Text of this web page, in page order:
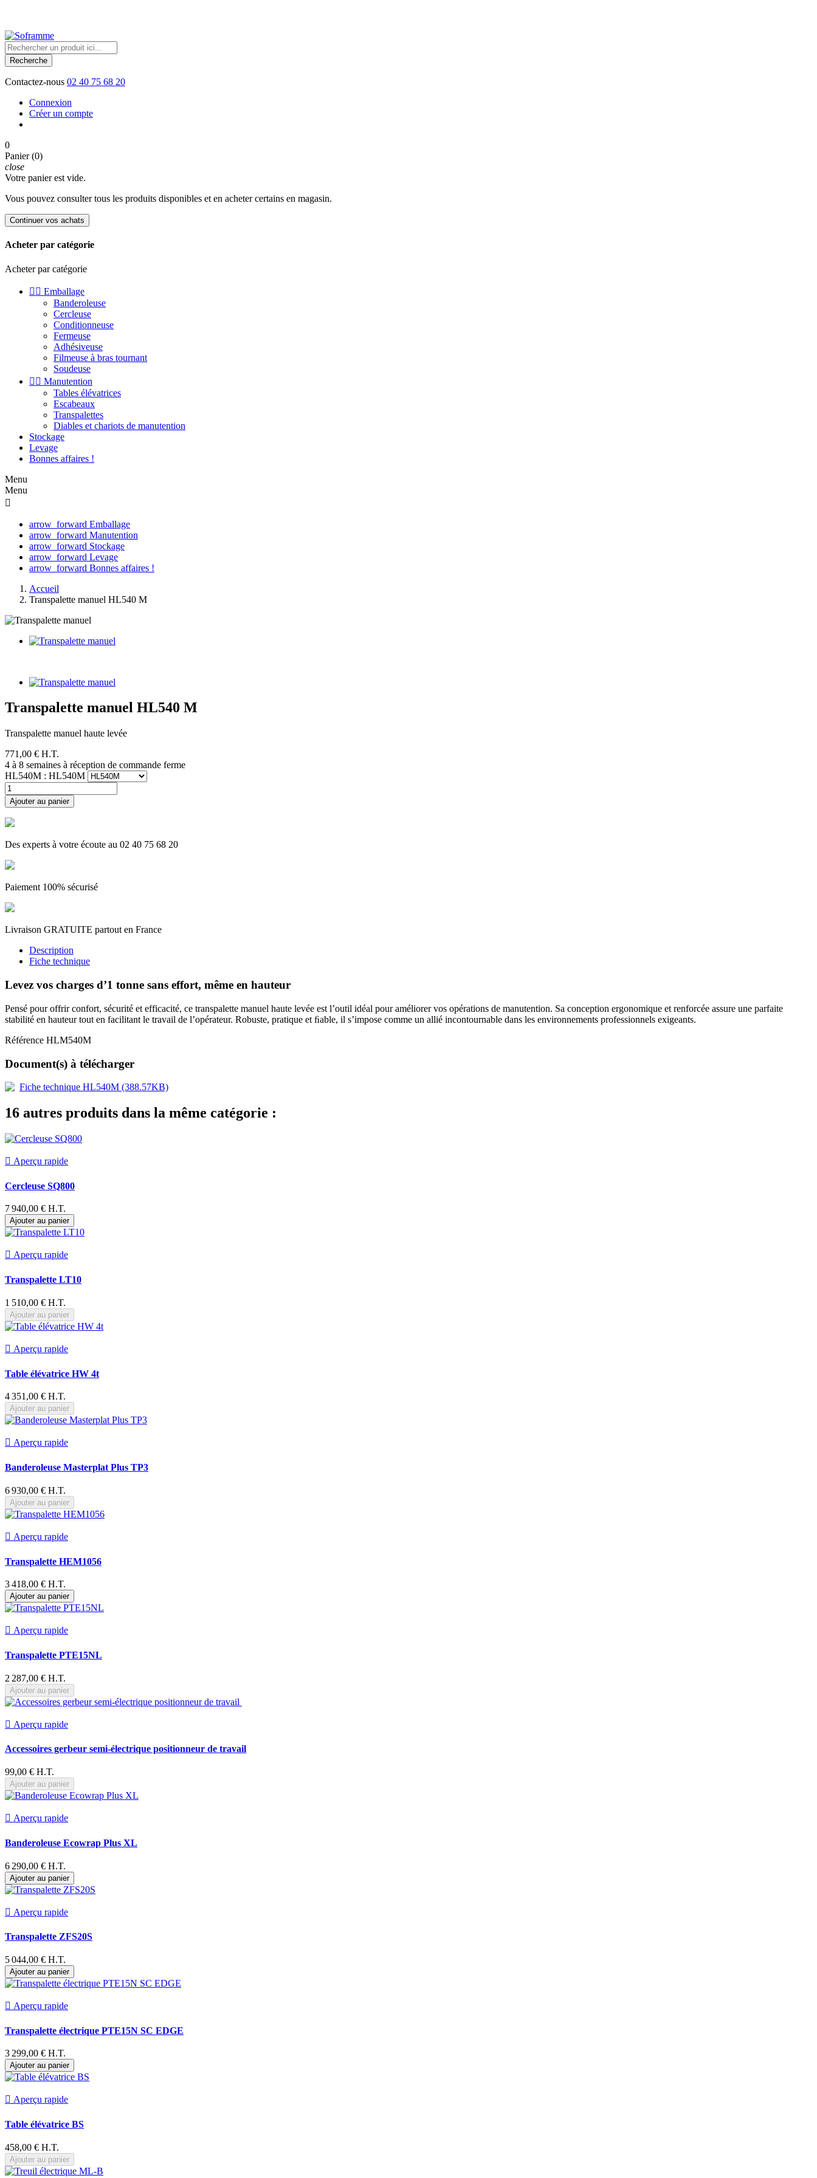
Recherche
Contactez-nous 02 40 75 68 20
Connexion
Créer un compte
0
Panier (0)
close
Votre panier est vide.
Vous pouvez consulter tous les produits disponibles et en acheter certains en magasin.
Continuer vos achats
Acheter par catégorie
Acheter par catégorie
  Emballage
Banderoleuse
Cercleuse
Conditionneuse
Fermeuse
Adhésiveuse
Filmeuse à bras tournant
Soudeuse
  Manutention
Tables élévatrices
Escabeaux
Transpalettes
Diables et chariots de manutention
Stockage
Levage
Bonnes affaires !
Menu
Menu

arrow_forward Emballage
arrow_forward Manutention
arrow_forward Stockage
arrow_forward Levage
arrow_forward Bonnes affaires !
Accueil
Transpalette manuel HL540 M
Transpalette manuel HL540 M
Transpalette manuel haute levée
771,00 € H.T.
4 à 8 semaines à réception de commande ferme
HL540M : HL540M
Ajouter au panier
Des experts à votre écoute au 02 40 75 68 20
Paiement 100% sécurisé
Livraison GRATUITE partout en France
Description
Fiche technique
Levez vos charges d’1 tonne sans effort, même en hauteur
Pensé pour offrir confort, sécurité et efficacité, ce transpalette manuel haute levée est l’outil idéal pour améliorer vos opérations de manutention. Sa conception ergonomique et renforcée assure une parfaite
stabilité en hauteur tout en facilitant le travail de l’opérateur. Robuste, pratique et ﬁable, il s’impose comme un allié incontournable dans les environnements professionnels exigeants.
Référence HLM540M
Document(s) à télécharger
Fiche technique HL540M (388.57KB)
16 autres produits dans la même catégorie :
 Aperçu rapide
Cercleuse SQ800
7 940,00 € H.T.
Ajouter au panier
 Aperçu rapide
Transpalette LT10
1 510,00 € H.T.
Ajouter au panier
 Aperçu rapide
Table élévatrice HW 4t
4 351,00 € H.T.
Ajouter au panier
 Aperçu rapide
Banderoleuse Masterplat Plus TP3
6 930,00 € H.T.
Ajouter au panier
 Aperçu rapide
Transpalette HEM1056
3 418,00 € H.T.
Ajouter au panier
 Aperçu rapide
Transpalette PTE15NL
2 287,00 € H.T.
Ajouter au panier
 Aperçu rapide
Accessoires gerbeur semi-électrique positionneur de travail
99,00 € H.T.
Ajouter au panier
 Aperçu rapide
Banderoleuse Ecowrap Plus XL
6 290,00 € H.T.
Ajouter au panier
 Aperçu rapide
Transpalette ZFS20S
5 044,00 € H.T.
Ajouter au panier
 Aperçu rapide
Transpalette électrique PTE15N SC EDGE
3 299,00 € H.T.
Ajouter au panier
 Aperçu rapide
Table élévatrice BS
458,00 € H.T.
Ajouter au panier